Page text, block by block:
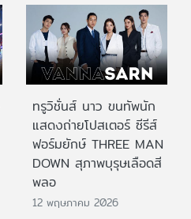
ทรูวิชั่นส์ นาว ขนทัพนัก
แสดงถ่ายโปสเตอร์ ซีรีส์
ฟอร์มยักษ์ THREE MAN
DOWN สุภาพบุรุษเลือดสี
พลอ
12 พฤษภาคม 2026